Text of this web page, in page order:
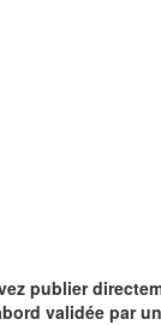
publier
validée par